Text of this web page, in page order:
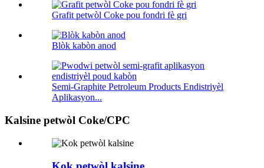
Grafit petwòl Coke pou fondri fè gri
Blòk kabòn anod
Semi-Graphite Petroleum Products Endistriyèl
Aplikasyon...
Kalsine petwòl Coke/CPC